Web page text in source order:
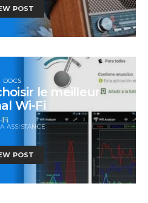
POST
DOCS
le meilleur
Wi-Fi
ASSISTANCE
POST